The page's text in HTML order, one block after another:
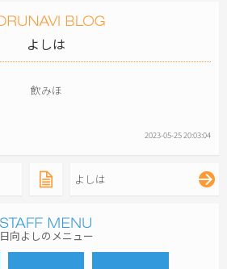
よしは
飲みほ
2023-05-25 20:03:04
よしは
日向よしのメニュー